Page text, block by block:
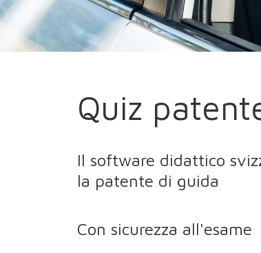
Quiz
Il software didattico
la patente di guida
Con sicurezza all'esame